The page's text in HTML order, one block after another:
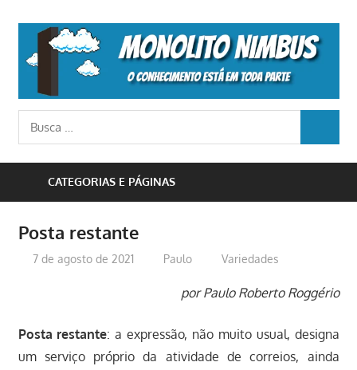
content
o
conhecimento
Busca
para:
CATEGORIAS E PÁGINAS
Posta restante
7 de agosto de 2021 Paulo Variedades
por Paulo Roberto Roggério
Posta restante: a expressão, não muito usual, designa
um serviço próprio da atividade de correios, ainda